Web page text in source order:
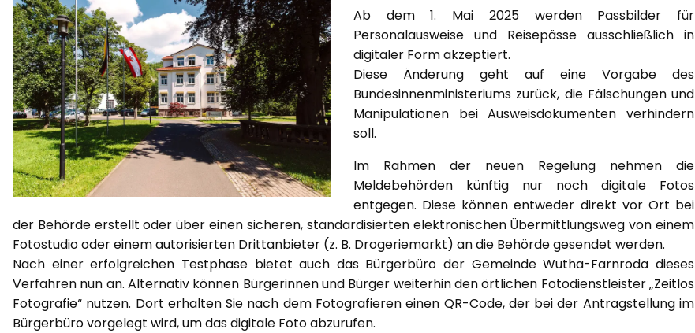
Ab dem 1. Mai 2025 werden Passbilder für
Personalausweise und Reisepässe ausschließlich in
digitaler Form akzeptiert.
Diese Änderung geht auf eine Vorgabe des
Bundesinnenministeriums zurück, die Fälschungen und
Manipulationen bei Ausweisdokumenten verhindern
soll.
Im Rahmen der neuen Regelung nehmen die
Meldebehörden künftig nur noch digitale Fotos
entgegen. Diese können entweder direkt vor Ort bei
der Behörde erstellt oder über einen sicheren, standardisierten elektronischen Übermittlungsweg von einem
Fotostudio oder einem autorisierten Drittanbieter (z. B. Drogeriemarkt) an die Behörde gesendet werden.
Nach einer erfolgreichen Testphase bietet auch das Bürgerbüro der Gemeinde Wutha-Farnroda dieses
Verfahren nun an. Alternativ können Bürgerinnen und Bürger weiterhin den örtlichen Fotodienstleister „Zeitlos
Fotografie“ nutzen. Dort erhalten Sie nach dem Fotografieren einen QR-Code, der bei der Antragstellung im
Bürgerbüro vorgelegt wird, um das digitale Foto abzurufen.